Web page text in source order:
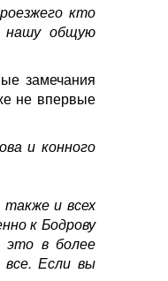
кто
нашу общую
замечания
не впервые
и конного
и всех
к Бодрову
это в более
Если вы